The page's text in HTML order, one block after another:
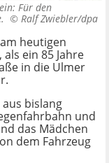
Für den
© Ralf Zwiebler/dpa
heutigen
ein 85 Jahre
in die Ulmer
bislang
und
das Mädchen
dem Fahrzeug